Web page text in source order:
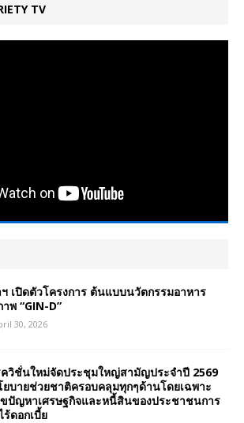
TV
เปิดตัวโครงการ ต้นแบบนวัตกรรมอาหาร
พ “GIN-D”
30, 2026
วิชั่นใหม่จัดประชุมใหญ่สามัญประจำปี 2569
บายช่วยชาติครอบคลุมทุกๆด้านโดยเฉพาะ
ปัญหาเศรษฐกิจและหนี้สินของประชาชนการ
ร้ดอกเบี้ย